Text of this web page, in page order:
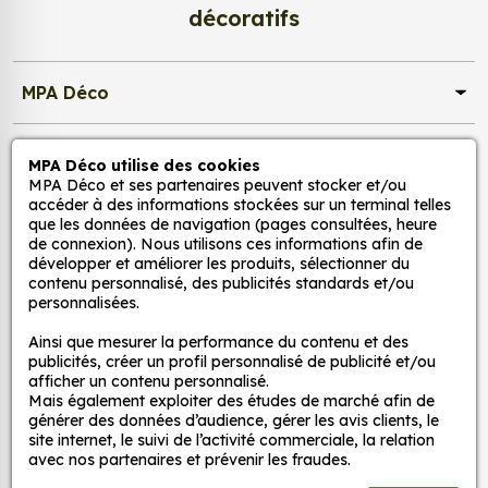
d’un meuble, d’une porte et de toute autre surface,
décoration ?
Une grande variété de motifs et de couleurs :
nos Kit Stickers 2 Bandes Bas de Caisse Ford
Mustang sont disponibles dans une large
gamme de motifs et de couleurs, ce qui vous
permet de trouver le sticker parfait pour votre
décoration.
Une installation facile : nos stickers sont faciles
les décoller de leur support et de les coller sur
la surface souhaitée. Vous pouvez vous aider
d’une raclette si besoin.
Une durabilité élevée : nos stickers sont
fabriqués à partir de matériaux de haute
qualité, ce qui leur confère une excellente
décoratifs
MPA Déco
Nos services
Nos sites
Mon Compte
Aide
A propos
MPA Déco utilise des cookies
MPA Déco et ses partenaires peuvent stocker et/ou
accéder à des informations stockées sur un terminal telles
que les données de navigation (pages consultées, heure
de connexion). Nous utilisons ces informations afin de
développer et améliorer les produits, sélectionner du
contenu personnalisé, des publicités standards et/ou
personnalisées.
Ainsi que mesurer la performance du contenu et des
publicités, créer un profil personnalisé de publicité et/ou
afficher un contenu personnalisé.
Mais également exploiter des études de marché afin de
générer des données d’audience, gérer les avis clients, le
site internet, le suivi de l’activité commerciale, la relation
avec nos partenaires et prévenir les fraudes.